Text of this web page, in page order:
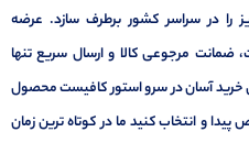
را در سراسر کشور برطرف سازد. عرضه
ضمانت مرجوعی کالا و ارسال سریع تنها
خرید آسان در سرو استور کافیست محصول
و انتخاب کنید ما در کوتاه ترین زمان